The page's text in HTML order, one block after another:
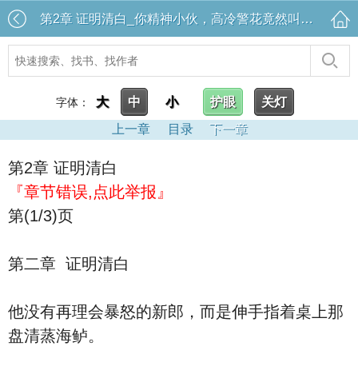
第2章 证明清白_你精神小伙，高冷警花竟然叫老公？
字体： 大 中 小 护眼
关灯
上一章
目录 下一章
第2章 证明清白
『章节错误,点此举报』
第(1/3)页
第二章 证明清白
他没有再理会暴怒的新郎，而是伸手指着桌上那
盘清蒸海鲈。